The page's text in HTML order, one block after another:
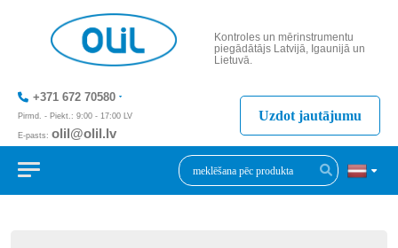
Kontroles un mērinstrumentu
piegādātājs Latvijā, Igaunijā un
Lietuvā.
+371 672 70580
Pirmd. - Piekt.: 9:00 - 17:00 LV
E-pasts: olil@olil.lv
+371 287 11411
Uzdot jautājumu